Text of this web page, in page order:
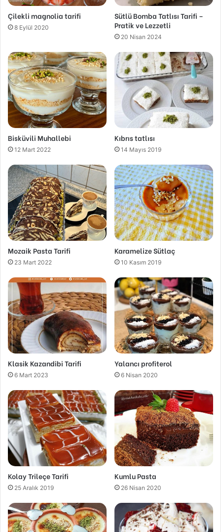
Çilekli magnolia tarifi
8 Eylül 2020
Sütlü Bomba Tatlısı Tarifi –
Pratik ve Lezzetli
20 Nisan 2024
Bisküvili Muhallebi
12 Mart 2022
Kıbrıs tatlısı
14 Mayıs 2019
Mozaik Pasta Tarifi
23 Mart 2022
Karamelize Sütlaç
10 Kasım 2019
Klasik Kazandibi Tarifi
6 Mart 2023
Yalancı profiterol
6 Nisan 2020
Kolay Trileçe Tarifi
25 Aralık 2019
Kumlu Pasta
26 Nisan 2020